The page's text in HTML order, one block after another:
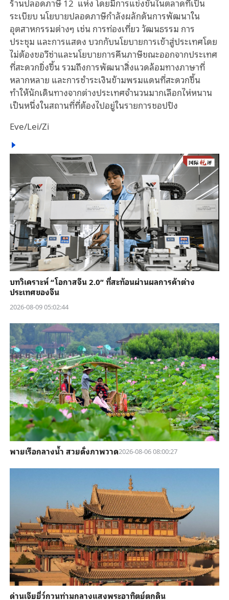
ระเบียบ นโยบายปลอดภาษีกำลังผลักดันการพัฒนาใน
อุตสาหกรรมต่างๆ เช่น การท่องเที่ยว วัฒนธรรม การ
ประชุม และการแสดง บวกกับนโยบายการเข้าสู่ประเทศโดย
ไม่ต้องขอวีซ่าและนโยบายการคืนภาษีขณะออกจากประเทศ
ที่สะดวกยิ่งขึ้น รวมถึงการพัฒนาสิ่งแวดล้อมทางภาษาที่
หลากหลาย และการชำระเงินข้ามพรมแดนที่สะดวกขึ้น
ทำให้นักเดินทางจากต่างประเทศจำนวนมากเลือกไห่หนาน
เป็นหนึ่งในสถานที่ที่ต้องไปอยู่ในรายการชอปปิง
Eve/Lei/Zi
บทวิเคราะห์ “โอกาสจีน 2.0” ที่สะท้อนผ่านผลการค้าต่าง
ประเทศของจีน
2026-08-09 05:02:44
พายเรือกลางน้ำ สวยดั่งภาพวาด2026-08-06 08:00:27
ด่านเจียยี่ว์กวนท่ามกลางแสงพระอาทิตย์ตกดิน